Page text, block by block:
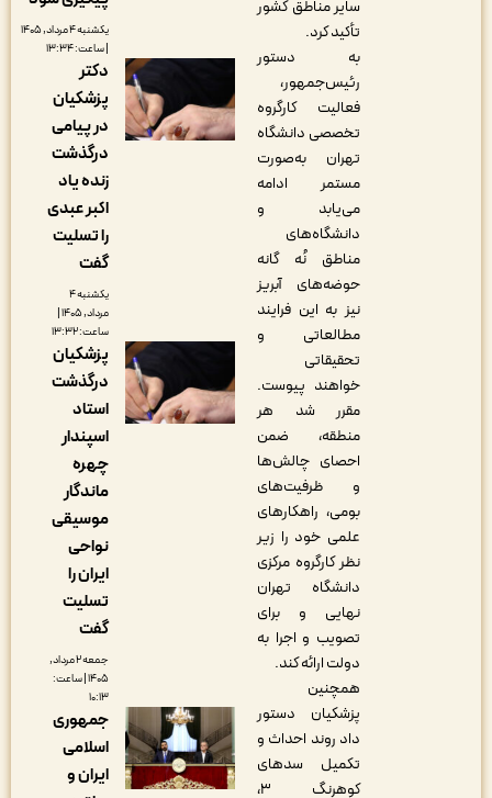
سایر مناطق کشور
تأکید کرد.
به دستور
رئیس‌جمهور،
فعالیت کارگروه
تخصصی دانشگاه
تهران به‌صورت
مستمر ادامه
می‌یابد و
دانشگاه‌های
مناطق نُه‌ گانه
حوضه‌های آبریز
نیز به این فرایند
مطالعاتی و
تحقیقاتی
خواهند پیوست.
مقرر شد هر
منطقه، ضمن
احصای چالش‌ها
و ظرفیت‌های
بومی، راهکارهای
علمی خود را زیر
نظر کارگروه مرکزی
دانشگاه تهران
نهایی و برای
تصویب و اجرا به
دولت ارائه کند.
همچنین
پزشکیان دستور
داد روند احداث و
تکمیل سدهای
یکشنبه ۴ مرداد, ۱۴۰۵
دکتر
پزشکیان
در پیامی
درگذشت
زنده یاد
اکبر عبدی
را تسلیت
مرداد, ۱۴۰۵ |
پزشکیان
درگذشت
استاد
موسیقی
جمعه ۲ مرداد,
۱۴۰۵ | ساعت:
جمهوری
اسلامی
ایران و